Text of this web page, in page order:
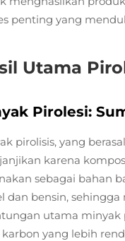
penting yang
Utama
Pirolesi:
pirolisis, yang
karena
sebagai bahan
dan bensin,
utama minyak
karbon yang lebih